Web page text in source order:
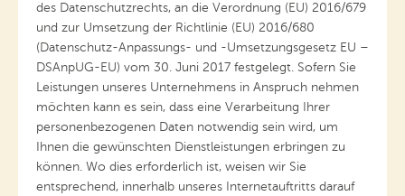
des Datenschutzrechts, an die Verordnung (EU) 2016/679
und zur Umsetzung der Richtlinie (EU) 2016/680
(Datenschutz-Anpassungs- und -Umsetzungsgesetz EU –
DSAnpUG-EU) vom 30. Juni 2017 festgelegt. Sofern Sie
Leistungen unseres Unternehmens in Anspruch nehmen
möchten kann es sein, dass eine Verarbeitung Ihrer
personenbezogenen Daten notwendig sein wird, um
Ihnen die gewünschten Dienstleistungen erbringen zu
können. Wo dies erforderlich ist, weisen wir Sie
entsprechend, innerhalb unseres Internetauftritts darauf